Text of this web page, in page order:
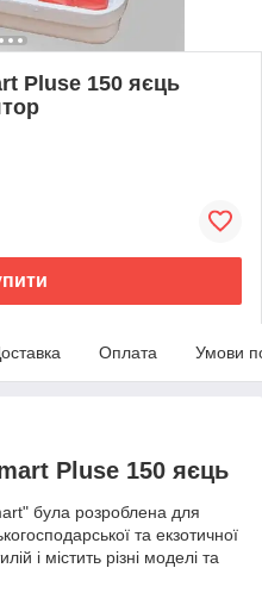
Pluse 150 яєць
Оплата Умови
Pluse 150 яєць
була розроблена для
та екзотичної
і містить різні моделі та